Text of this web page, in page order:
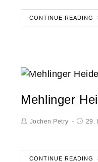
CONTINUE READING
Mehlinger
Jochen Petry 29.
CONTINUE READING